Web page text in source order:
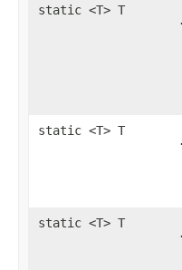
static <T> T
static <T> T
static <T> T